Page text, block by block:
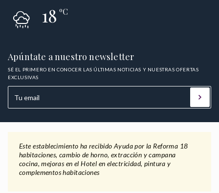
18ºC
Apúntate a nuestro newsletter
SÉ EL PRIMERO EN CONOCER LAS ÚLTIMAS NOTICIAS Y NUESTRAS OFERTAS
EXCLUSIVAS
Este establecimiento ha recibido Ayuda por la Reforma 18
habitaciones, cambio de horno, extracción y campana
cocina, mejoras en el Hotel en electricidad, pintura y
complementos habitaciones